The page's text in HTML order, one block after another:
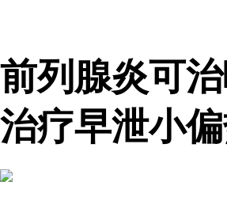
前列腺炎可
治疗早泄小